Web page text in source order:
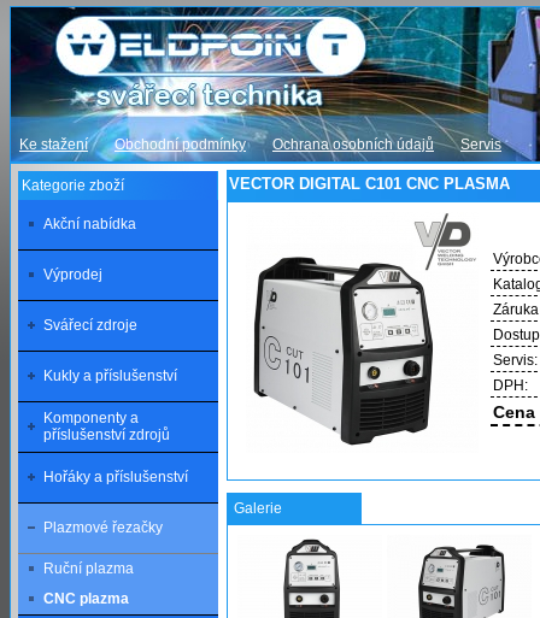
VECTOR DIGITAL C101 CNC PLASMA
Ke stažení Obchodní podmínky Ochrana osobních údajů Servis
Servis:
DPH:
Galerie
Kategorie zboží
Akční nabídka
Výprodej
Svářecí zdroje
Kukly a příslušenství
Komponenty a
příslušenství zdrojů
Hořáky a příslušenství
Plazmové řezačky
Ruční plazma
CNC plazma